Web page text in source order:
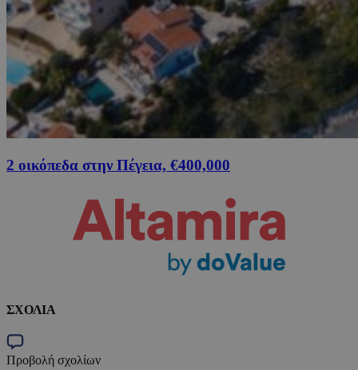
2 οικόπεδα στην Πέγεια, €400,000
ΣΧΟΛΙΑ
Προβολή σχολίων